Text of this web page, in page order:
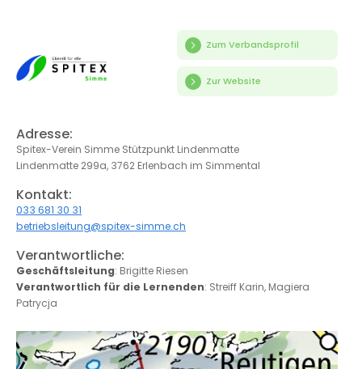
Zum Verbandsprofil
Zur Website
Adresse:
Spitex-Verein Simme Stützpunkt Lindenmatte
Lindenmatte 299a, 3762 Erlenbach im Simmental
Kontakt:
033 681 30 31
betriebsleitung@spitex-simme.ch
Verantwortliche:
Geschäftsleitung: Brigitte Riesen
Verantwortlich für die Lernenden: Streiff Karin, Magiera
Patrycja